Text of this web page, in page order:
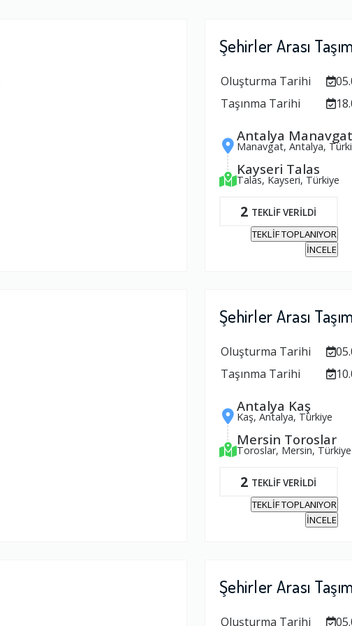
Şehirler Arası
Oluşturma Tarihi
Taşınma Tarihi
Antalya Manavgat
Manavgat, Antalya,
Kayseri Talas
Talas, Kayseri, Türkiye
2 TEKLİF VERİLDİ
TEKLİF TOPLANIYOR
İNCELE
Şehirler Arası
Oluşturma Tarihi
Taşınma Tarihi
Antalya Kaş
Kaş, Antalya, Türkiye
Mersin Toroslar
Toroslar, Mersin, Türkiye
2 TEKLİF VERİLDİ
TEKLİF TOPLANIYOR
İNCELE
Şehirler Arası
Oluşturma Tarihi